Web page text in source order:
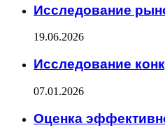
Исследование
19.06.2026
Исследование
07.01.2026
Оценка